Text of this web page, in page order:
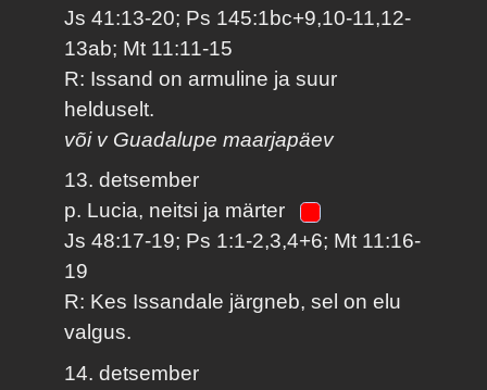
Js 41:13-20; Ps 145:1bc+9,10-11,12-
13ab; Mt 11:11-15
R: Issand on armuline ja suur
helduselt.
või v Guadalupe maarjapäev
13. detsember
p. Lucia, neitsi ja märter
Js 48:17-19; Ps 1:1-2,3,4+6; Mt 11:16-
19
R: Kes Issandale järgneb, sel on elu
valgus.
14. detsember